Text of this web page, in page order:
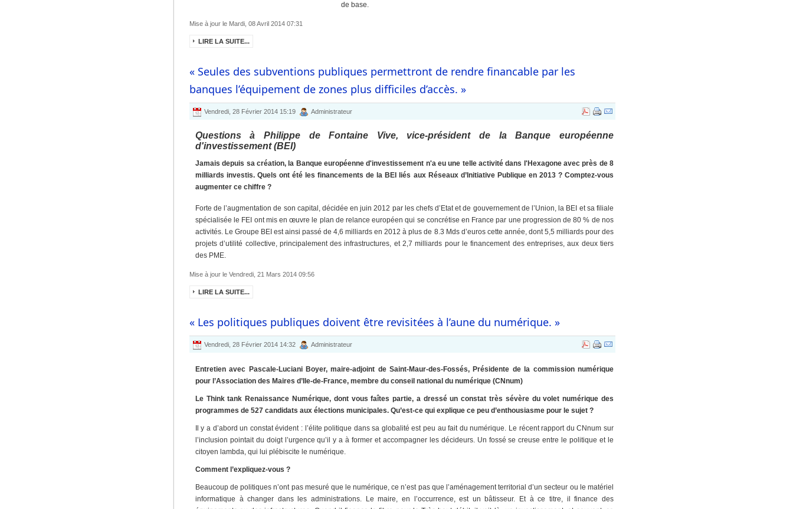
de base.
Mise à jour le Mardi, 08 Avril 2014 07:31
LIRE LA SUITE...
« Seules des subventions publiques permettront de rendre financable par les
banques l’équipement de zones plus difficiles d’accès. »
Vendredi, 28 Février 2014 15:19 Administrateur
Questions à Philippe de Fontaine Vive, vice-président de la Banque européenne
d'investissement (BEI)
Jamais depuis sa création, la Banque européenne d'investissement n'a eu une telle activité dans l'Hexagone avec près de 8
milliards investis. Quels ont été les financements de la BEI liés aux Réseaux d’Initiative Publique en 2013 ? Comptez-vous
augmenter ce chiffre ?
Forte de l’augmentation de son capital, décidée en juin 2012 par les chefs d’Etat et de gouvernement de l’Union, la BEI et sa filiale
spécialisée le FEI ont mis en œuvre le plan de relance européen qui se concrétise en France par une progression de 80 % de nos
activités. Le Groupe BEI est ainsi passé de 4,6 milliards en 2012 à plus de 8.3 Mds d’euros cette année, dont 5,5 milliards pour des
projets d’utilité collective, principalement des infrastructures, et 2,7 milliards pour le financement des entreprises, aux deux tiers
des PME.
Mise à jour le Vendredi, 21 Mars 2014 09:56
LIRE LA SUITE...
« Les politiques publiques doivent être revisitées à l’aune du numérique. »
Vendredi, 28 Février 2014 14:32 Administrateur
Entretien avec Pascale-Luciani Boyer, maire-adjoint de Saint-Maur-des-Fossés, Présidente de la commission numérique
pour l’Association des Maires d’Ile-de-France, membre du conseil national du numérique (CNnum)
Le Think tank Renaissance Numérique, dont vous faîtes partie, a dressé un constat très sévère du volet numérique des
programmes de 527 candidats aux élections municipales. Qu’est-ce qui explique ce peu d’enthousiasme pour le sujet ?
Il y a d’abord un constat évident : l’élite politique dans sa globalité est peu au fait du numérique. Le récent rapport du CNnum sur
l’inclusion pointait du doigt l’urgence qu’il y a à former et accompagner les décideurs. Un fossé se creuse entre le politique et le
citoyen lambda, qui lui plébiscite le numérique.
Comment l’expliquez-vous ?
Beaucoup de politiques n’ont pas mesuré que le numérique, ce n’est pas que l’aménagement territorial d’un secteur ou le matériel
informatique à changer dans les administrations. Le maire, en l’occurrence, est un bâtisseur. Et à ce titre, il finance des